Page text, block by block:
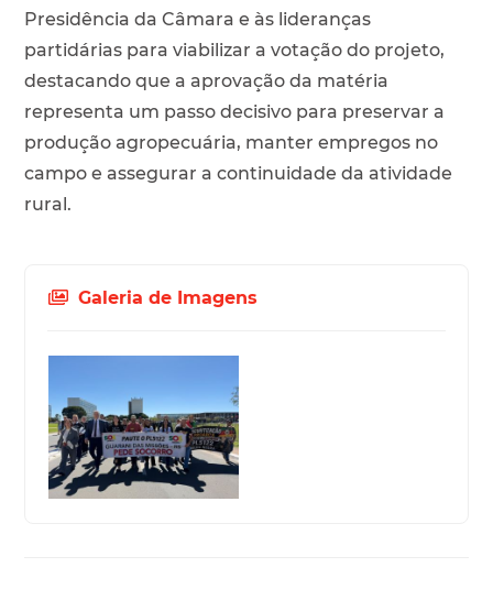
Presidência da Câmara e às lideranças
partidárias para viabilizar a votação do projeto,
destacando que a aprovação da matéria
representa um passo decisivo para preservar a
produção agropecuária, manter empregos no
campo e assegurar a continuidade da atividade
rural.
Galeria de Imagens